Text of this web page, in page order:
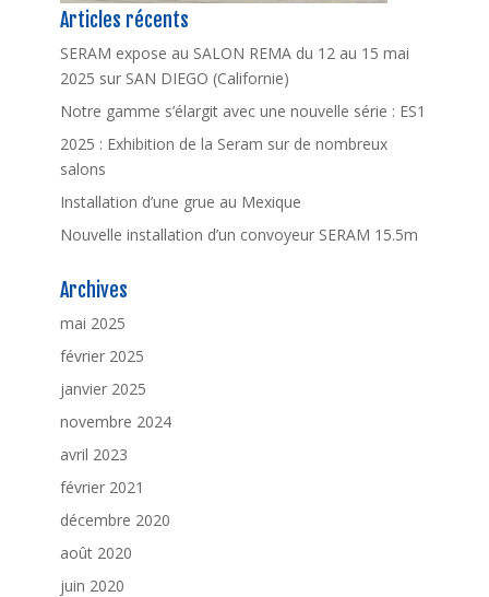
Articles récents
SERAM expose au SALON REMA du 12 au 15 mai
2025 sur SAN DIEGO (Californie)
Notre gamme s’élargit avec une nouvelle série : ES1
2025 : Exhibition de la Seram sur de nombreux
salons
Installation d’une grue au Mexique
Nouvelle installation d’un convoyeur SERAM 15.5m
Archives
mai 2025
février 2025
janvier 2025
novembre 2024
avril 2023
février 2021
décembre 2020
août 2020
juin 2020